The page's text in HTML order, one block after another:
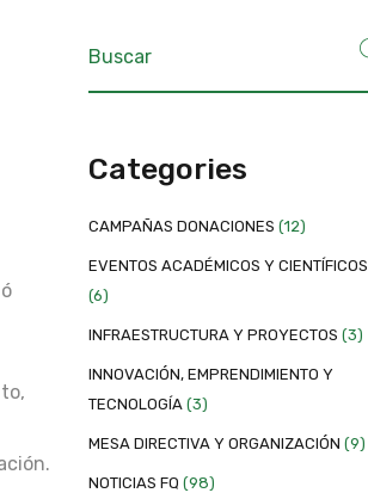
Categories
CAMPAÑAS DONACIONES (12)
EVENTOS ACADÉMICOS Y CIENTÍFICOS
(6)
INFRAESTRUCTURA Y PROYECTOS (3)
INNOVACIÓN, EMPRENDIMIENTO Y
TECNOLOGÍA(3)
MESA DIRECTIVA Y ORGANIZACIÓN (9)
NOTICIAS FQ (98)